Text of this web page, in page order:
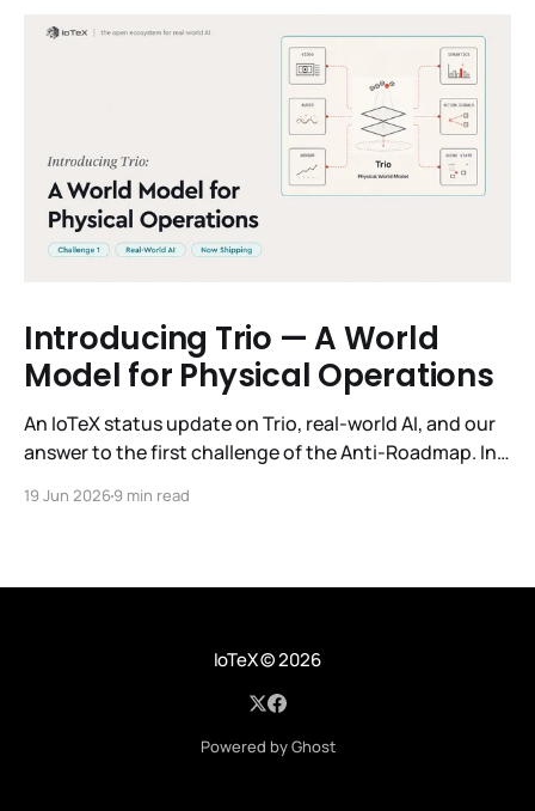
Introducing Trio — A World
Model for Physical Operations
An IoTeX status update on Trio, real-world AI, and our
answer to the first challenge of the Anti-Roadmap. In
three challenges instead of a timeline. Challenge 1 was
19 Jun 20269 min read
IoTeX© 2026
Powered by Ghost